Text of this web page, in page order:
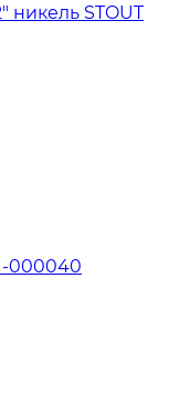
никель STOUT
000040